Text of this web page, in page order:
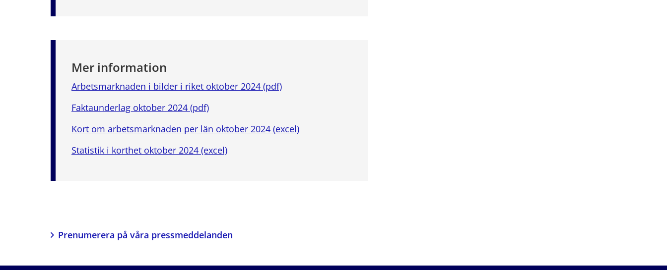
Mer information
Arbetsmarknaden i bilder i riket oktober 2024 (pdf)
Faktaunderlag oktober 2024 (pdf)
Kort om arbetsmarknaden per län oktober 2024 (excel)
Statistik i korthet oktober 2024 (excel)
Prenumerera på våra pressmeddelanden